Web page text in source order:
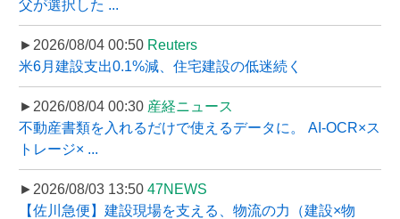
父が選択した ...
►2026/08/04 00:50 Reuters
米6月建設支出0.1%減、住宅建設の低迷続く
►2026/08/04 00:30 産経ニュース
不動産書類を入れるだけで使えるデータに。 AI-OCR×ス
トレージ× ...
►2026/08/03 13:50 47NEWS
【佐川急便】建設現場を支える、物流の力（建設×物